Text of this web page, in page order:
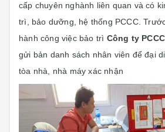
cấp chuyên nghành liên quan và có
trì, bảo dưỡng, hệ thống PCCC.
hành công việc bảo trì Công ty
gửi bản danh sách nhân viên để đại
tòa nhà, nhà máy xác nhận